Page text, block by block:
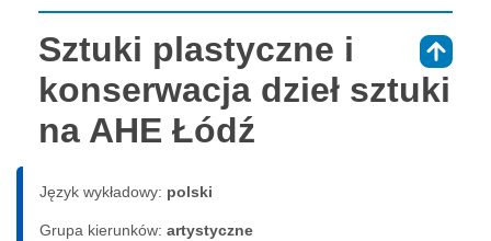
Sztuki plastyczne i
konserwacja dzieł sztuki
na AHE Łódź
Język wykładowy: polski
Grupa kierunków: artystyczne